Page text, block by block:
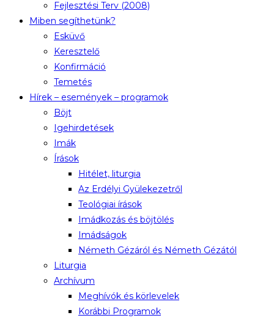
Fejlesztési Terv (2008)
Miben segíthetünk?
Esküvő
Keresztelő
Konfirmáció
Temetés
Hírek – események – programok
Böjt
Igehirdetések
Imák
Írások
Hitélet, liturgia
Az Erdélyi Gyülekezetről
Teológiai írások
Imádkozás és böjtölés
Imádságok
Németh Gézáról és Németh Gézától
Liturgia
Archívum
Meghívók és körlevelek
Korábbi Programok